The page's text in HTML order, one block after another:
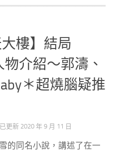
大樓】結局
介紹～郭濤、
＊超燒腦疑推
已更新 2020 年 9 月 11 日
的同名小說，講述了在一